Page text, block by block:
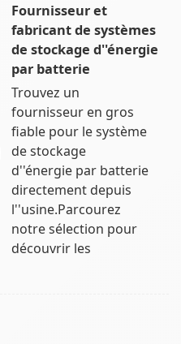
Fournisseur et
fabricant de systèmes
de stockage d''énergie
par batterie
Trouvez un
fournisseur en gros
fiable pour le système
de stockage
d''énergie par batterie
directement depuis
l''usine.Parcourez
notre sélection pour
découvrir les